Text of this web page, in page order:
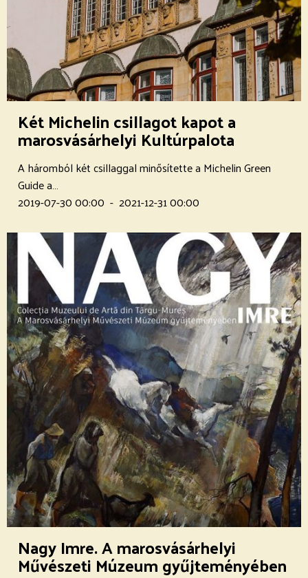
Két Michelin csillagot kapot a
marosvásárhelyi Kultúrpalota
A háromból két csillaggal minősítette a Michelin Green
Guide a…
2019-07-30 00:00 - 2021-12-31 00:00
Nagy Imre. A marosvásárhelyi
Művészeti Múzeum gyűjteményében